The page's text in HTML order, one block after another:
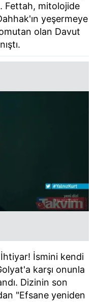
Fettah, mitolojide
yeşermeye
olan Davut
İsmini kendi
karşı onunla
Dizinin son
"Efsane yeniden